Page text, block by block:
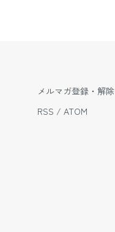
メルマガ登録・解除
RSS / ATOM